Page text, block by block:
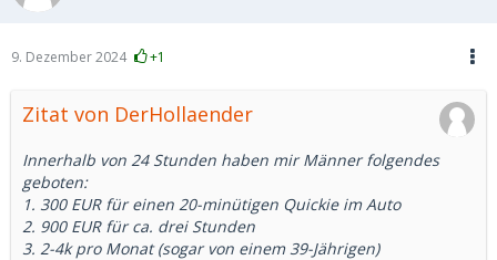
9. Dezember 2024 +1
Zitat von DerHollaender
Innerhalb von 24 Stunden haben mir Männer folgendes
geboten:
1. 300 EUR für einen 20-minütigen Quickie im Auto
2. 900 EUR für ca. drei Stunden
3. 2-4k pro Monat (sogar von einem 39-Jährigen)